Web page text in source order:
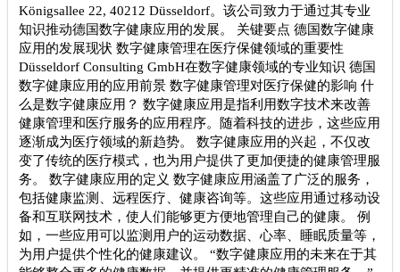
Königsallee 22, 40212 Düsseldorf。该公司致力于通过其专业
知识推动德国数字健康应用的发展。 关键要点 德国数字健康
应用的发展现状 数字健康管理在医疗保健领域的重要性
Düsseldorf Consulting GmbH在数字健康领域的专业知识 德国
数字健康应用的应用前景 数字健康管理对医疗保健的影响 什
么是数字健康应用？ 数字健康应用是指利用数字技术来改善
健康管理和医疗服务的应用程序。随着科技的进步，这些应用
逐渐成为医疗领域的新趋势。 数字健康应用的兴起，不仅改
变了传统的医疗模式，也为用户提供了更加便捷的健康管理服
务。 数字健康应用的定义 数字健康应用涵盖了广泛的服务，
包括健康监测、远程医疗、健康咨询等。这些应用通过移动设
备和互联网技术，使人们能够更方便地管理自己的健康。 例
如，一些应用可以监测用户的运动数据、心率、睡眠质量等，
为用户提供个性化的健康建议。 “数字健康应用的未来在于其